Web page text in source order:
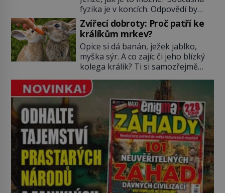
Každý nový nález mění naše
představy o tom, co všechno
dokáže příroda a napovídá, kde
bychom jednou […]
fyzika je v koncích. Odpovědí by
mohla být hypotetická temná
energie. Právě na tu se zaměří
pozornost dvojice zkušených
astronomů. Namísto ní ale objeví
něco mnohem hmatatelnějšího.
Naprosto rekordní kometu!
Astronomové Pedro Bernardinelli a
Gary Bernstein mravenčí prací
zkoumají archivní snímky v rámci
Průzkumu temné energie […]
Zvířecí dobroty: Proč patří ke
králíkům mrkev?
Opice si dá banán, ježek jablko,
myška sýr. A co zajíc či jeho blízký
kolega králík? Ti si samozřejmě
podobné představy o potravě
zvířat často spíš mýty? Pokud máte
doma králíka, mrkev mu dát
můžete. A nejspíš mu i bude
chutnat, ovšem měl by ji mít jen
jako občasný pamlsek. […]